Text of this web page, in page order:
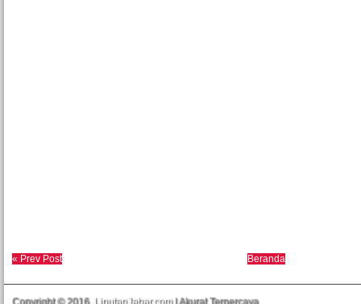
« Prev Post Beranda
Copyright © 2016. LiputanJabar.com| Akurat Terpercaya